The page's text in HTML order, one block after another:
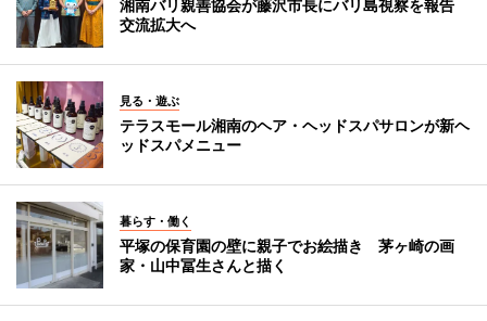
湘南バリ親善協会が藤沢市長にバリ島視察を報告
交流拡大へ
見る・遊ぶ
テラスモール湘南のヘア・ヘッドスパサロンが新ヘ
ッドスパメニュー
暮らす・働く
平塚の保育園の壁に親子でお絵描き 茅ヶ崎の画
家・山中冨生さんと描く